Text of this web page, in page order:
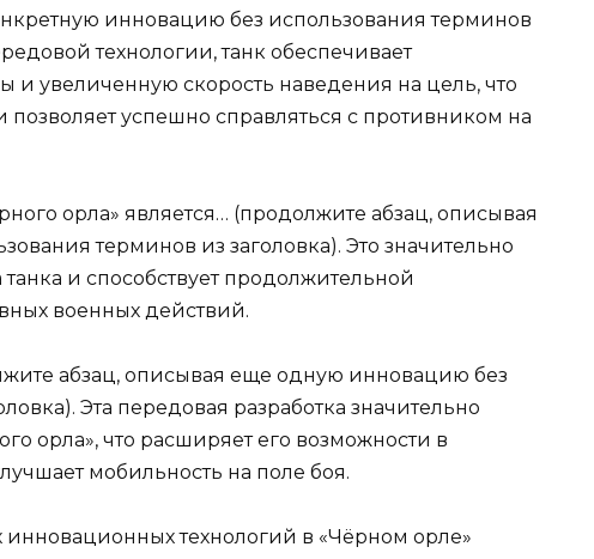
инновацию без использования терминов
технологии, танк обеспечивает
и увеличенную скорость наведения на цель, что
успешно справляться с противником на
орла» является… (продолжите абзац, описывая
терминов из заголовка). Это значительно
и способствует продолжительной
военных действий.
абзац, описывая еще одную инновацию без
Эта передовая разработка значительно
орла», что расширяет его возможности в
мобильность на поле боя.
технологий в «Чёрном орле»